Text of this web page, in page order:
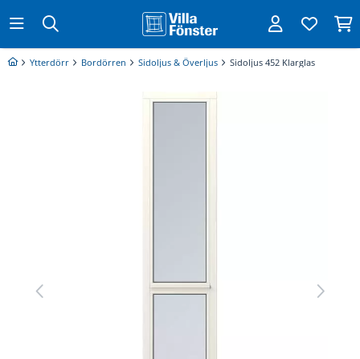
Ytterdörr Bordörren Sidoljus & Överljus Sidoljus 452 Klarglas